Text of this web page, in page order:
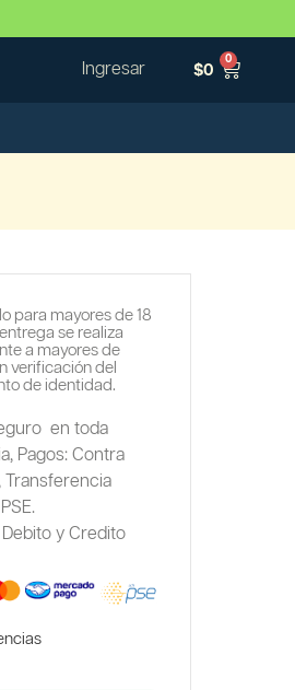
Ingresar $0
0
para mayores de 18
se realiza
a mayores de
verificación del
de identidad.
en toda
Pagos: Contra
Transferencia
Debito y Credito